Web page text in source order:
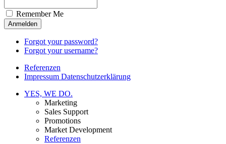
Remember Me
Forgot your password?
Forgot your username?
Referenzen
Impressum Datenschutzerklärung
YES, WE DO.
Marketing
Sales Support
Promotions
Market Development
Referenzen